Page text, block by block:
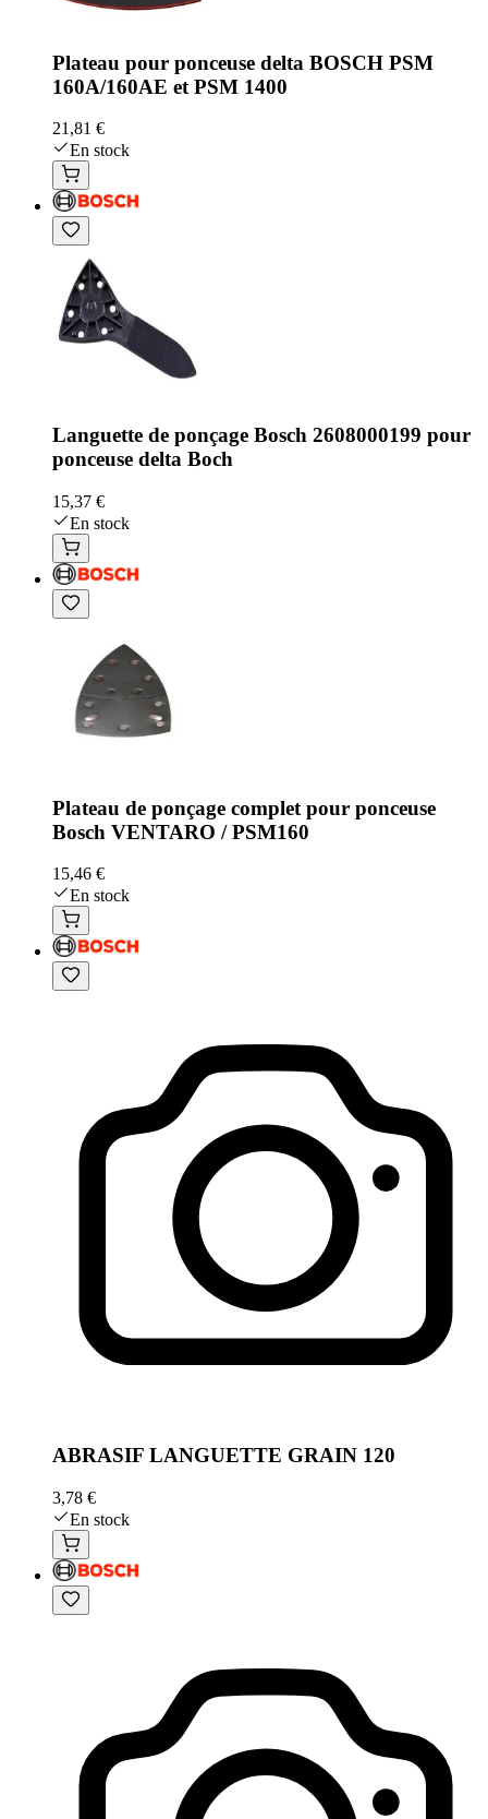
Plateau pour ponceuse delta BOSCH PSM
160A/160AE et PSM 1400
21,81 €
En stock
Languette de ponçage Bosch 2608000199 pour
ponceuse delta Boch
15,37 €
En stock
Plateau de ponçage complet pour ponceuse
Bosch VENTARO / PSM160
15,46 €
En stock
ABRASIF LANGUETTE GRAIN 120
3,78 €
En stock